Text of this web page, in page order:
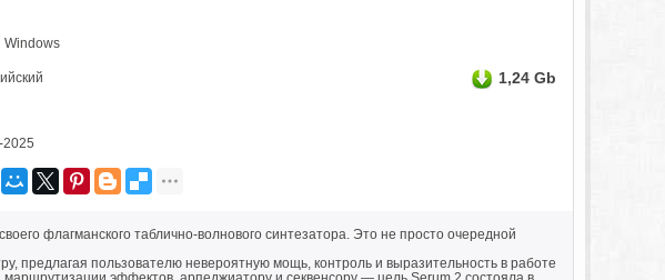
Windows
1,24 Gb
2025
флагманского таблично-волнового синтезатора. Это не просто очередной
предлагая пользователю невероятную мощь, контроль и выразительность в работе